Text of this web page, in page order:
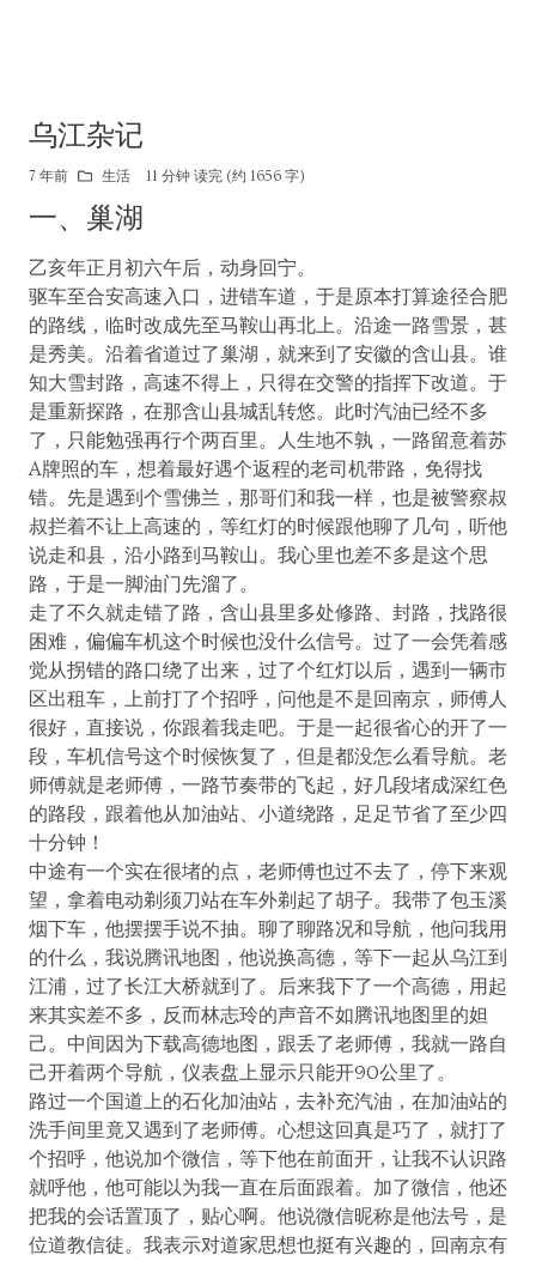
乌江杂记
7 年前 生活 11 分钟 读完 (约 1656 字)
一、巢湖
乙亥年正月初六午后，动身回宁。
驱车至合安高速入口，进错车道，于是原本打算途径合肥
的路线，临时改成先至马鞍山再北上。沿途一路雪景，甚
是秀美。沿着省道过了巢湖，就来到了安徽的含山县。谁
知大雪封路，高速不得上，只得在交警的指挥下改道。于
是重新探路，在那含山县城乱转悠。此时汽油已经不多
了，只能勉强再行个两百里。人生地不孰，一路留意着苏
A牌照的车，想着最好遇个返程的老司机带路，免得找
错。先是遇到个雪佛兰，那哥们和我一样，也是被警察叔
叔拦着不让上高速的，等红灯的时候跟他聊了几句，听他
说走和县，沿小路到马鞍山。我心里也差不多是这个思
路，于是一脚油门先溜了。
走了不久就走错了路，含山县里多处修路、封路，找路很
困难，偏偏车机这个时候也没什么信号。过了一会凭着感
觉从拐错的路口绕了出来，过了个红灯以后，遇到一辆市
区出租车，上前打了个招呼，问他是不是回南京，师傅人
很好，直接说，你跟着我走吧。于是一起很省心的开了一
段，车机信号这个时候恢复了，但是都没怎么看导航。老
师傅就是老师傅，一路节奏带的飞起，好几段堵成深红色
的路段，跟着他从加油站、小道绕路，足足节省了至少四
十分钟！
中途有一个实在很堵的点，老师傅也过不去了，停下来观
望，拿着电动剃须刀站在车外剃起了胡子。我带了包玉溪
烟下车，他摆摆手说不抽。聊了聊路况和导航，他问我用
的什么，我说腾讯地图，他说换高德，等下一起从乌江到
江浦，过了长江大桥就到了。后来我下了一个高德，用起
来其实差不多，反而林志玲的声音不如腾讯地图里的妲
己。中间因为下载高德地图，跟丢了老师傅，我就一路自
己开着两个导航，仪表盘上显示只能开90公里了。
路过一个国道上的石化加油站，去补充汽油，在加油站的
洗手间里竟又遇到了老师傅。心想这回真是巧了，就打了
个招呼，他说加个微信，等下他在前面开，让我不认识路
就呼他，他可能以为我一直在后面跟着。加了微信，他还
把我的会话置顶了，贴心啊。他说微信昵称是他法号，是
位道教信徒。我表示对道家思想也挺有兴趣的，回南京有